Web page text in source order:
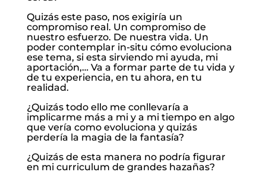
Quizás este paso, nos exigiría un
compromiso real. Un compromiso de
nuestro esfuerzo. De nuestra vida. Un
poder contemplar in-situ cómo evoluciona
ese tema, si esta sirviendo mi ayuda, mi
aportación,… Va a formar parte de tu vida y
de tu experiencia, en tu ahora, en tu
realidad.
¿Quizás todo ello me conllevaría a
implicarme más a mi y a mi tiempo en algo
que vería como evoluciona y quizás
perdería la magia de la fantasía?
¿Quizás de esta manera no podría figurar
en mi curriculum de grandes hazañas?